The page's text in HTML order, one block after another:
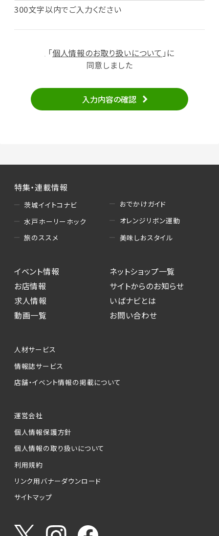
・投稿したクチコミ情報、写真の本サービスへの
・メールマガジン、お知らせ、広告等の配信
（2）ユーザーからのお問い合わせへの対応
せの内容確認、返答
・当サービスの品質改善
・読者プレゼント、アンケート等、当サービスが実
施するキャンペーンの抽選、当選者への連絡及
び発送 ・ユーザーの趣向や属性情報等の分析
（5）広告主への問い合わせ・応募等への対応
・本サービスを通じて求人広告に応募した際の
選考に関する連絡
・本サービスを通じて店舗への来店予約を登録
した際の内容確認、返答
本サービスが収集する個人情報は、ご本人の意
ービスの実施にあたりそれぞれ必要となる項目
を入力いただかない場合は、各々のサービスを
個人情報の第三者への提供について
当社は、以下の提供先に対して個人情報を提供
します。
(1)お客様が求人応募フォームより個人情報を
送信した事業主（広告主）への提供
お客様が求職活動・応募等を行った企業による
うやりとり・情報提供（採否・合否の検討を含み
300文字以内でご入力ください
「個人情報のお取り扱いについて 」に
同意しました
入力内容の確認
特集・連載情報
茨城イイトコナビ
水戸ホーリーホック
旅のススメ
おでかけガイド
オレンジリボン運動
美味しおスタイル
イベント情報
お店情報
求人情報
動画一覧
ネットショップ一覧
サイトからのお知らせ
いばナビとは
お問い合わせ
人材サービス
情報誌サービス
店舗・イベント情報の掲載について
運営会社
個人情報保護方針
個人情報の取り扱いについて
利用規約
リンク用バナーダウンロード
サイトマップ